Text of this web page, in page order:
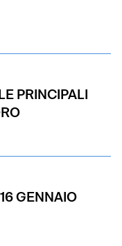
PRINCIPALI
GENNAIO